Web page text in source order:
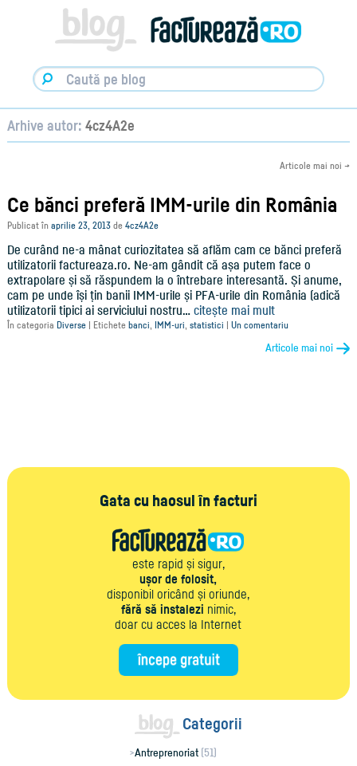
Blog
Factureaza.ro
Arhive autor: 4cz4A2e
Articole mai noi→
Ce bănci preferă IMM-urile din România
Publicat în aprilie 23, 2013 de 4cz4A2e
De curând ne-a mânat curiozitatea să aflăm cam ce bănci preferă
utilizatorii factureaza.ro. Ne-am gândit că așa putem face o
extrapolare și să răspundem la o întrebare interesantă. Și anume,
cam pe unde își țin banii IMM-urile și PFA-urile din România (adică
utilizatorii tipici ai serviciului nostru… citește mai mult
În categoria Diverse | Etichete banci, IMM-uri, statistici | Un comentariu
Articole mai noi →
Gata cu haosul în facturi
este rapid și sigur,
ușor de folosit,
disponibil oricând și oriunde,
fără să instalezi nimic,
doar cu acces la Internet
Categorii
Antreprenoriat (51)